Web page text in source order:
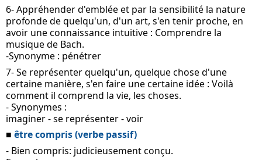
6- Appréhender d'emblée et par la sensibilité la nature
profonde de quelqu'un, d'un art, s'en tenir proche, en
avoir une connaissance intuitive : Comprendre la
musique de Bach.
-Synonyme : pénétrer
7- Se représenter quelqu'un, quelque chose d'une
certaine manière, s'en faire une certaine idée : Voilà
comment il comprend la vie, les choses.
- Synonymes :
imaginer - se représenter - voir
■ être compris (verbe passif)
- Bien compris: judicieusement conçu.